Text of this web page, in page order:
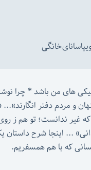
...
که با هم همسفریم.